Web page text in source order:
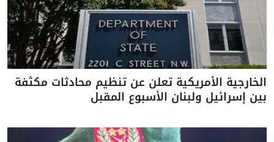
الخارجية الأمريكية تعلن عن تنظيم محادثات مكثفة
بين إسرائيل ولبنان الأسبوع المقبل